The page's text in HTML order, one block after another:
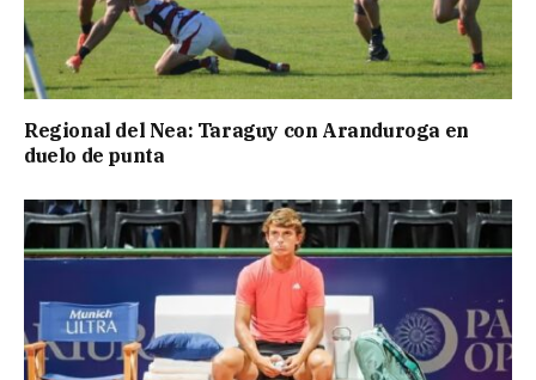
Regional del Nea: Taraguy con Aranduroga en
duelo de punta